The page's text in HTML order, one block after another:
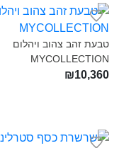
טבעת זהב צהוב ויהלום
MYCOLLECTION‎
₪10,360